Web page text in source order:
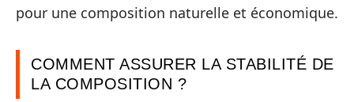
pour une composition naturelle et économique.
COMMENT ASSURER LA STABILITÉ DE
LA COMPOSITION ?